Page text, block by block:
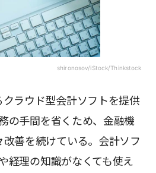
shironosov/iStock/Thinkstock
ラウド型会計ソフトを提供
の手間を省くため、金融機
善を続けている。会計ソフ
経理の知識がなくても使え